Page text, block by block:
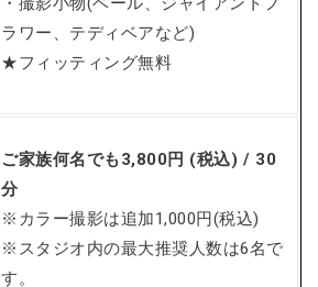
ラワー、テディベアなど)
★フィッティング無料
ご家族何名でも3,800円 (税込) / 30
分
※カラー撮影は追加1,000円(税込)
※スタジオ内の最大推奨人数は6名で
す。